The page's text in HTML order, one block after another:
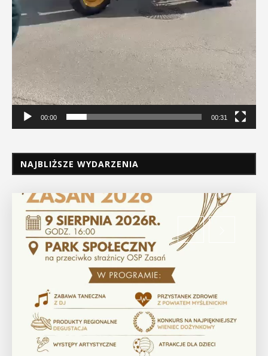
00:00 00:31
NAJBLIŻSZE WYDARZENIA